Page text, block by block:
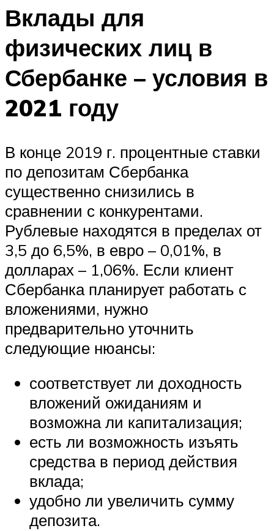
Вклады для
физических лиц в
Сбербанке – условия в
2021 году
В конце 2019 г. процентные ставки
по депозитам Сбербанка
существенно снизились в
сравнении с конкурентами.
Рублевые находятся в пределах от
3,5 до 6,5%, в евро – 0,01%, в
долларах – 1,06%. Если клиент
Сбербанка планирует работать с
вложениями, нужно
предварительно уточнить
следующие нюансы:
соответствует ли доходность
вложений ожиданиям и
возможна ли капитализация;
есть ли возможность изъять
средства в период действия
вклада;
удобно ли увеличить сумму
депозита.